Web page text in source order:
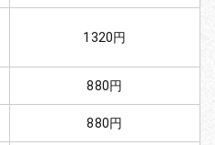
1320円
880円
880円